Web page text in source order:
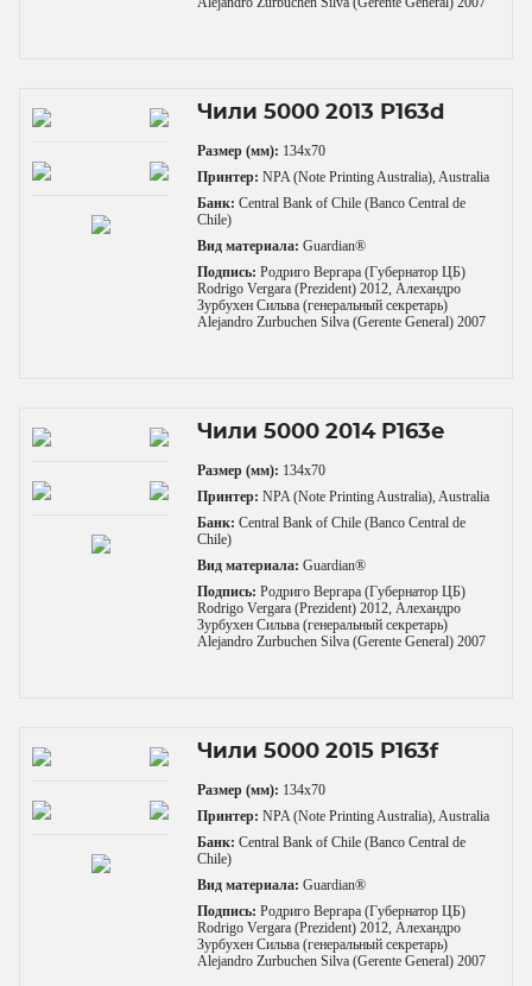
Чили 5000 2013 P163d
Размер (мм): 134x70
Принтер: NPA (Note Printing Australia), Australia
Банк: Central Bank of Chile (Banco Central de
Chile)
Вид материала: Guardian®
Подпись: Родриго Вергара (Губернатор ЦБ)
Rodrigo Vergara (Prezident) 2012, Алехандро
Зурбухен Сильва (генеральный секретарь)
Alejandro Zurbuchen Silva (Gerente General) 2007
Чили 5000 2014 P163e
Размер (мм): 134x70
Принтер: NPA (Note Printing Australia), Australia
Банк: Central Bank of Chile (Banco Central de
Chile)
Вид материала: Guardian®
Подпись: Родриго Вергара (Губернатор ЦБ)
Rodrigo Vergara (Prezident) 2012, Алехандро
Зурбухен Сильва (генеральный секретарь)
Alejandro Zurbuchen Silva (Gerente General) 2007
Чили 5000 2015 P163f
Размер (мм): 134x70
Принтер: NPA (Note Printing Australia), Australia
Банк: Central Bank of Chile (Banco Central de
Chile)
Вид материала: Guardian®
Подпись: Родриго Вергара (Губернатор ЦБ)
Rodrigo Vergara (Prezident) 2012, Алехандро
Зурбухен Сильва (генеральный секретарь)
Alejandro Zurbuchen Silva (Gerente General) 2007